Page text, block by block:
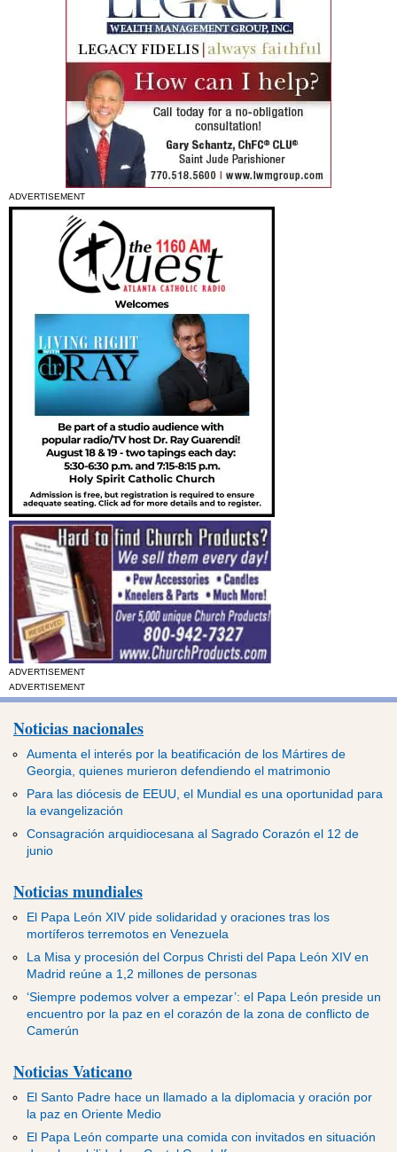
ADVERTISEMENT
ADVERTISEMENT
ADVERTISEMENT
Noticias nacionales
Aumenta el interés por la beatificación de los Mártires de
Georgia, quienes murieron defendiendo el matrimonio
Para las diócesis de EEUU, el Mundial es una oportunidad para
la evangelización
Consagración arquidiocesana al Sagrado Corazón el 12 de
junio
Noticias mundiales
El Papa León XIV pide solidaridad y oraciones tras los
mortíferos terremotos en Venezuela
La Misa y procesión del Corpus Christi del Papa León XIV en
Madrid reúne a 1,2 millones de personas
‘Siempre podemos volver a empezar’: el Papa León preside un
encuentro por la paz en el corazón de la zona de conflicto de
Camerún
Noticias Vaticano
El Santo Padre hace un llamado a la diplomacia y oración por
la paz en Oriente Medio
El Papa León comparte una comida con invitados en situación